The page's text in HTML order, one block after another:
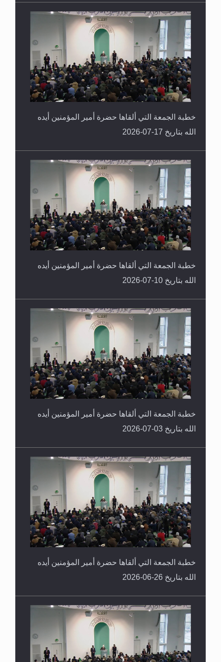
خطبة الجمعة التي ألقاها حضرة أمير المؤمنين أيده
الله بتاريخ 17-07-2026
خطبة الجمعة التي ألقاها حضرة أمير المؤمنين أيده
الله بتاريخ 10-07-2026
خطبة الجمعة التي ألقاها حضرة أمير المؤمنين أيده
الله بتاريخ 03-07-2026
خطبة الجمعة التي ألقاها حضرة أمير المؤمنين أيده
الله بتاريخ 26-06-2026